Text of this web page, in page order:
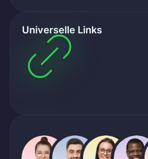
Universelle Links